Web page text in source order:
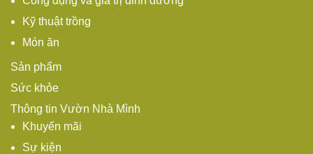
Kỹ thuật trồng
Món ăn
Sản phẩm
Sức khỏe
Thông tin Vườn Nhà Mình
Khuyến mãi
Sự kiện